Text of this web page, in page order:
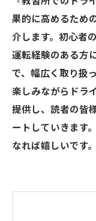
果的に高めるため
介します。初心者
運転経験のある方
で、幅広く取り扱
楽しみながらドラ
提供し、読者の皆
ートしていきます
なれば嬉しいです。